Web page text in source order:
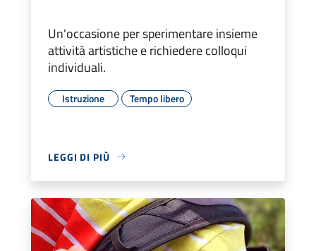
Un'occasione per sperimentare insieme
attività artistiche e richiedere colloqui
individuali.
Istruzione Tempo libero
LEGGI DI PIÙ